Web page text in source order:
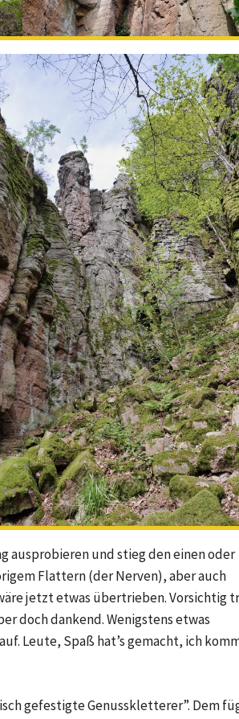
ausprobieren und stieg den einen oder
Flattern (der Nerven), aber auch
jetzt etwas übertrieben. Vorsichtig
doch dankend. Wenigstens etwas
Leute, Spaß hat’s gemacht, ich
gefestigte Genusskletterer”. Dem